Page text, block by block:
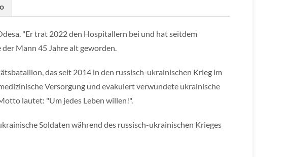
"Er trat 2022 den Hospitallern bei und hat seitdem
Mann 45 Jahre alt geworden.
das seit 2014 in den russisch-ukrainischen Krieg im
Versorgung und evakuiert verwundete ukrainische
lautet: "Um jedes Leben willen!".
Soldaten während des russisch-ukrainischen Krieges